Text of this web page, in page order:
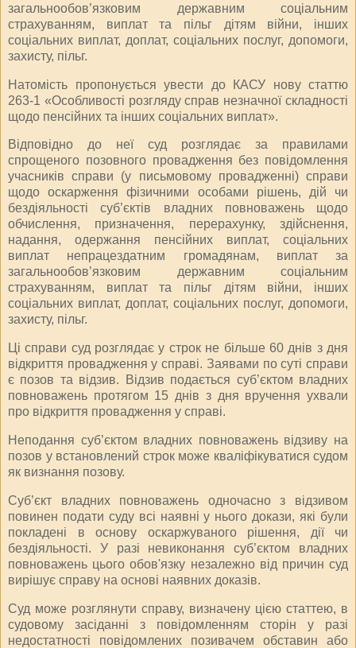
загальнообов’язковим державним соціальним
страхуванням, виплат та пільг дітям війни, інших
соціальних виплат, доплат, соціальних послуг, допомоги,
захисту, пільг.
Натомість пропонується увести до КАСУ нову статтю
263-1 «Особливості розгляду справ незначної складності
щодо пенсійних та інших соціальних виплат».
Відповідно до неї суд розглядає за правилами
спрощеного позовного провадження без повідомлення
учасників справи (у письмовому провадженні) справи
щодо оскарження фізичними особами рішень, дій чи
бездіяльності суб’єктів владних повноважень щодо
обчислення, призначення, перерахунку, здійснення,
надання, одержання пенсійних виплат, соціальних
виплат непрацездатним громадянам, виплат за
загальнообов’язковим державним соціальним
страхуванням, виплат та пільг дітям війни, інших
соціальних виплат, доплат, соціальних послуг, допомоги,
захисту, пільг.
Ці справи суд розглядає у строк не більше 60 днів з дня
відкриття провадження у справі. Заявами по суті справи
є позов та відзив. Відзив подається суб’єктом владних
повноважень протягом 15 днів з дня вручення ухвали
про відкриття провадження у справі.
Неподання суб’єктом владних повноважень відзиву на
позов у встановлений строк може кваліфікуватися судом
як визнання позову.
Суб’єкт владних повноважень одночасно з відзивом
повинен подати суду всі наявні у нього докази, які були
покладені в основу оскаржуваного рішення, дії чи
бездіяльності. У разі невиконання суб’єктом владних
повноважень цього обов'язку незалежно від причин суд
вирішує справу на основі наявних доказів.
Суд може розглянути справу, визначену цією статтею, в
судовому засіданні з повідомленням сторін у разі
недостатності повідомлених позивачем обставин або